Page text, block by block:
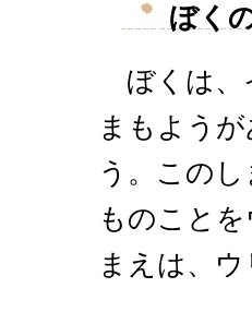
ぼく
ぼくは、
まもよう
う。この
ものこと
まえは、